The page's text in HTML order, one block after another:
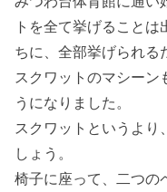
トを全て挙げること
ちに、全部挙げられる
スクワットのマシーン
うになりました。
スクワットというよ
しょう。
椅子に座って、二つの